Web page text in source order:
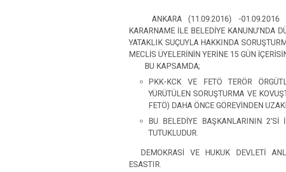
ANKARA (11.09.2016) -01.09.2016
KARARNAME İLE BELEDİYE KANUNU’NDA
YATAKLIK SUÇUYLA HAKKINDA
MECLİS ÜYELERİNİN YERİNE 15 GÜN
BU KAPSAMDA;
PKK-KCK VE FETÖ TERÖR
YÜRÜTÜLEN SORUŞTURMA VE
FETÖ) DAHA ÖNCE GÖREVİNDEN
BU BELEDİYE BAŞKANLARININ
TUTUKLUDUR.
DEMOKRASİ VE HUKUK DEVLETİ
ESASTIR.